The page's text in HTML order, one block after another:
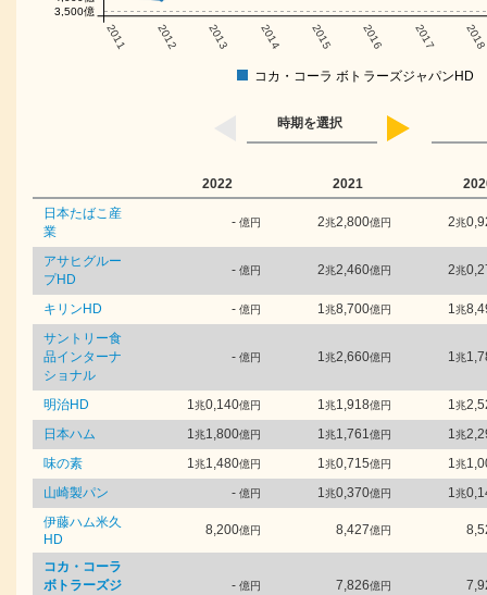
2011 2012 2013 2014 2015 2016 2017 2018
3,500億
コカ・コーラ ボトラーズジャパンHD
時期を選択
2022 2021
日本たばこ産
業
- 億円 2兆2,800億円 2兆
アサヒグルー
プHD
- 億円 2兆2,460億円 2兆
キリンHD - 億円 1兆8,700億円 1兆
サントリー食
品インターナ
ショナル
- 億円 1兆2,660億円 1兆
明治HD 1兆0,140億円 1兆1,918億円 1兆
日本ハム
1兆1,800億円 1兆1,761億円 1兆
味の素
1兆1,480億円 1兆0,715億円 1兆
山崎製パン
- 億円 1兆0,370億円 1兆
伊藤ハム米久
HD
8,200億円 8,427億円
コカ・コーラ
ボトラーズジ
- 億円 7,826億円